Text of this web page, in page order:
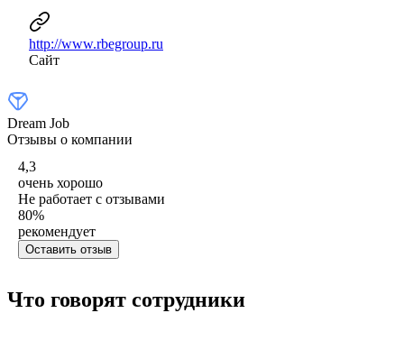
http://www.rbegroup.ru
Сайт
Dream Job
Отзывы о компании
4,3
очень хорошо
Не работает с отзывами
80%
рекомендует
Оставить отзыв
Что говорят сотрудники